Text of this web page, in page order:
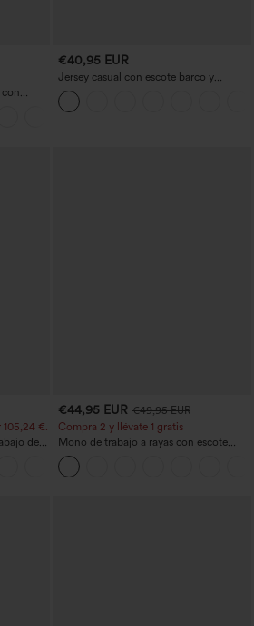
con
de
€40,95 EUR
Jersey casual con escote barco y
mangas murciélago
€.
de
que
de
€44,95 EUR €49,95 EUR
Compra 2 y llévate 1 gratis
Mono de trabajo a rayas con escote
barco, sin mangas, lazo lateral, tacto
Cool Touch y bolsillos - Edición Easy
Peezy